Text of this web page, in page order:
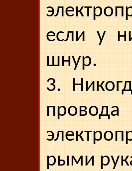
если у
шнур.
3.
рыми